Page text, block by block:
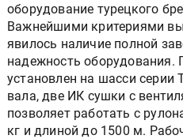
оборудование турецкого
Важнейшими критериями
явилось наличие полной
надежность оборудования.
установлен на шасси серии
вала, две ИК сушки с
позволяет работать с
кг и длиной до 1500 м.